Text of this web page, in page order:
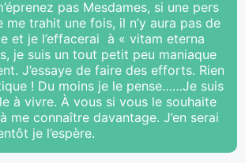
pas Mesdames, si une pers
me trahit une fois, il n’y aura pas de
et je l’effacerai à « vitam eterna
je suis un tout petit peu maniaque
J’essaye de faire des efforts. Rien
! Du moins je le pense……Je suis
à vivre. À vous si vous le souhaite
me connaître davantage. J’en serai
je l’espère.